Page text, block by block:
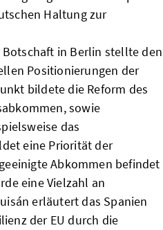
Haltung zur
in Berlin stellte den
Positionierungen der
bildete die Reform des
sowie
das
eine Priorität der
Abkommen befindet
eine Vielzahl an
erläutert das Spanien
der EU durch die